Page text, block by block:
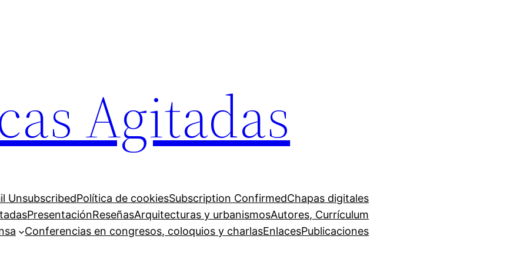
Agitadas
UnsubscribedPolítica de cookiesSubscription ConfirmedChapas digitales
PresentaciónReseñasArquitecturas y urbanismosAutores, Currículum
Conferencias en congresos, coloquios y charlasEnlacesPublicaciones